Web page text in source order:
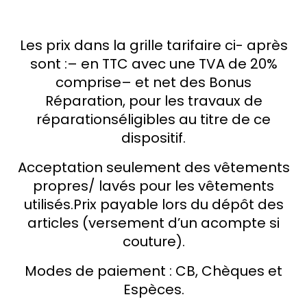
Les prix dans la grille tarifaire ci- après
sont :– en TTC avec une TVA de 20%
comprise– et net des Bonus
Réparation, pour les travaux de
réparationséligibles au titre de ce
dispositif.
Acceptation seulement des vêtements
propres/ lavés pour les vêtements
utilisés.Prix payable lors du dépôt des
articles (versement d’un acompte si
couture).
Modes de paiement : CB, Chèques et
Espèces.